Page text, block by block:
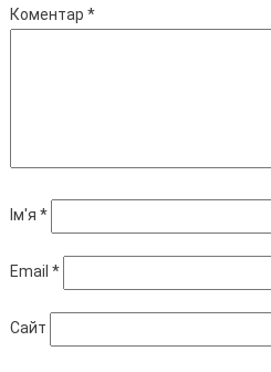
Коментар *
Ім'я *
Email *
Сайт